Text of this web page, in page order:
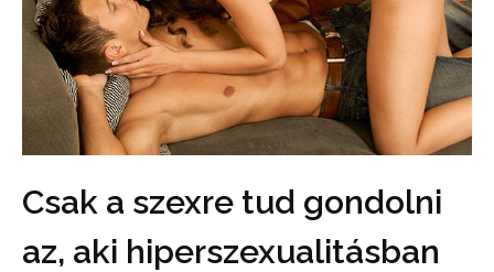
Csak a szexre tud gondolni
az, aki hiperszexualitásban